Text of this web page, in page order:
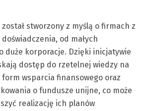
stworzony z myślą o firmach z
od małych
duże korporacje. Dzięki inicjatywie
dostęp do rzetelnej wiedzy na
wsparcia finansowego oraz
o fundusze unijne, co może
realizację ich planów